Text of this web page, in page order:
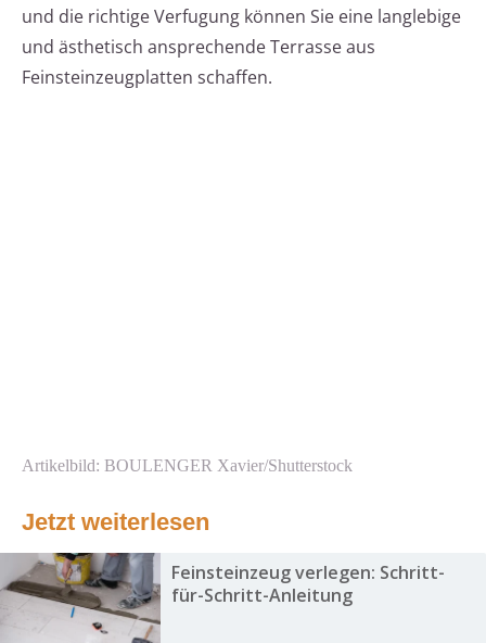
und die richtige Verfugung können Sie eine langlebige
und ästhetisch ansprechende Terrasse aus
Feinsteinzeugplatten schaffen.
Artikelbild: BOULENGER Xavier/Shutterstock
Jetzt weiterlesen
Feinsteinzeug verlegen: Schritt-
für-Schritt-Anleitung